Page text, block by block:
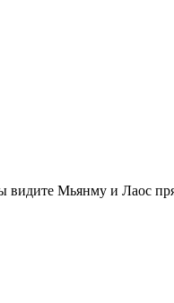
видите Мьянму и Лаос